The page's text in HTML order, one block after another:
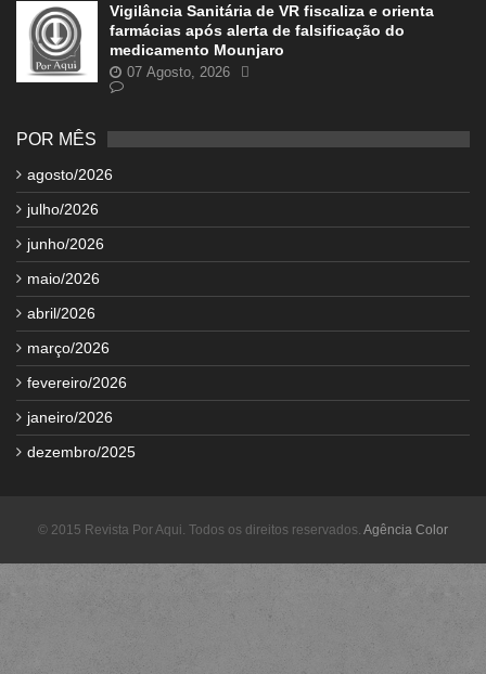
Vigilância Sanitária de VR fiscaliza e orienta
farmácias após alerta de falsificação do
medicamento Mounjaro
07 Agosto, 2026
POR MÊS
agosto/2026
julho/2026
junho/2026
maio/2026
abril/2026
março/2026
fevereiro/2026
janeiro/2026
dezembro/2025
© 2015 Revista Por Aqui. Todos os direitos reservados. Agência Color